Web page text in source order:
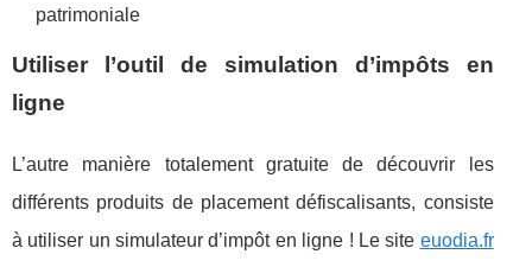
patrimoniale
Utiliser l’outil de simulation d’impôts en
ligne
L’autre manière totalement gratuite de découvrir les
différents produits de placement défiscalisants, consiste
à utiliser un simulateur d’impôt en ligne ! Le site euodia.fr